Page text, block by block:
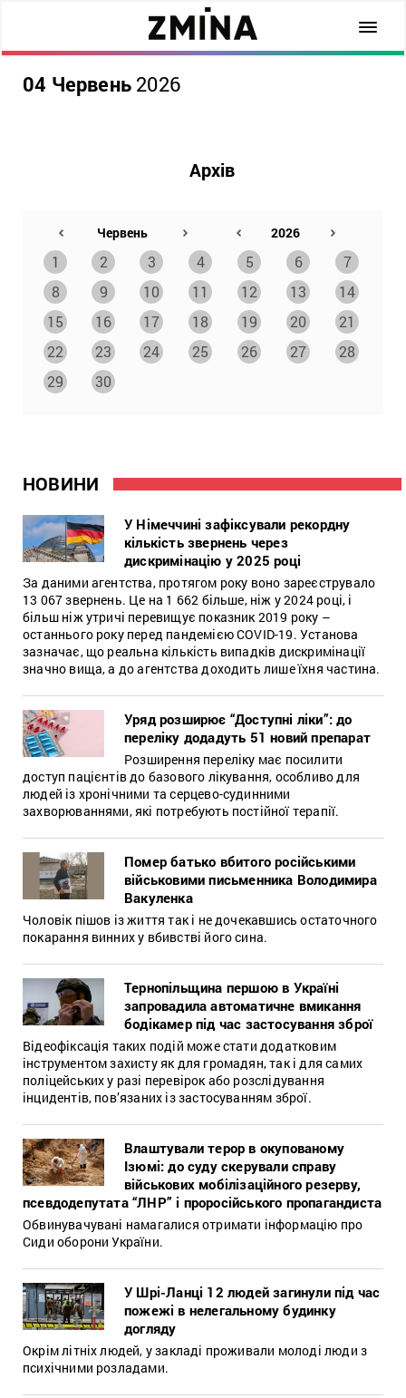
04 Червень 2026
НОВИНИ
У Німеччині зафіксували рекордну
кількість звернень через
дискримінацію у 2025 році
За даними агентства, протягом року воно зареєструвало
13 067 звернень. Це на 1 662 більше, ніж у 2024 році, і
більш ніж утричі перевищує показник 2019 року –
останнього року перед пандемією COVID-19. Установа
зазначає, що реальна кількість випадків дискримінації
значно вища, а до агентства доходить лише їхня частина.
Уряд розширює “Доступні ліки”: до
переліку додадуть 51 новий препарат
Розширення переліку має посилити
доступ пацієнтів до базового лікування, особливо для
людей із хронічними та серцево-судинними
захворюваннями, які потребують постійної терапії.
Помер батько вбитого російськими
військовими письменника Володимира
Вакуленка
Чоловік пішов із життя так і не дочекавшись остаточного
покарання винних у вбивстві його сина.
Тернопільщина першою в Україні
запровадила автоматичне вмикання
бодікамер під час застосування зброї
Відеофіксація таких подій може стати додатковим
інструментом захисту як для громадян, так і для самих
поліцейських у разі перевірок або розслідування
інцидентів, пов’язаних із застосуванням зброї.
Влаштували терор в окупованому
Ізюмі: до суду скерували справу
військових мобілізаційного резерву,
псевдодепутата “ЛНР” і проросійського пропагандиста
Обвинувачувані намагалися отримати інформацію про
Сиди оборони України.
У Шрі-Ланці 12 людей загинули під час
пожежі в нелегальному будинку
догляду
Окрім літніх людей, у закладі проживали молоді люди з
психічними розладами.
Архів
1 2 3 4 5 6
7
8
9 10 11 12 13
14
15
16 17 18 19 20
21
22
23 24 25 26 27
28
29
30